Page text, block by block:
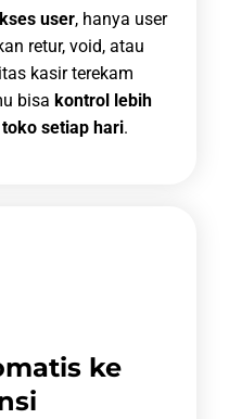
user, hanya user
retur, void, atau
kasir terekam
bisa kontrol lebih
setiap hari.
ke